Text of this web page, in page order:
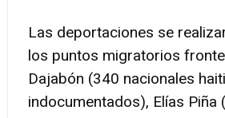
Las deportaciones se
los puntos migratorios
Dajabón (340 nacionales
indocumentados), Elías Piña